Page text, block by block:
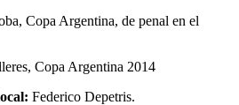
Copa Argentina, de penal en el
Copa Argentina 2014
Federico Depetris.